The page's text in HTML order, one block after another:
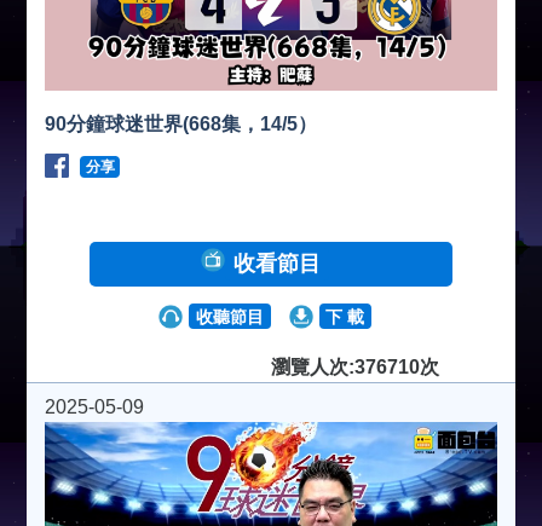
90分鐘球迷世界(668集，14/5）
分享
收看節目
收聽節目 下 載
瀏覽人次:376710次
2025-05-09